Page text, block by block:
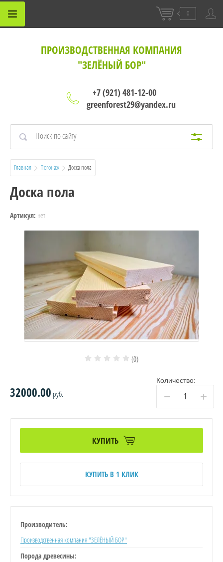
0
ПРОИЗВОДСТВЕННАЯ КОМПАНИЯ
"ЗЕЛЁНЫЙ БОР"
+7 (921) 481-12-00
greenforest29@yandex.ru
Главная Погонаж
  Доска пола
Доска пола
Артикул: нет
(0)
32000.00 руб.
Количество:
− +
КУПИТЬ
КУПИТЬ В 1 КЛИК
Производитель:
Производственная компания "ЗЕЛЁНЫЙ БОР"
Порода древесины: